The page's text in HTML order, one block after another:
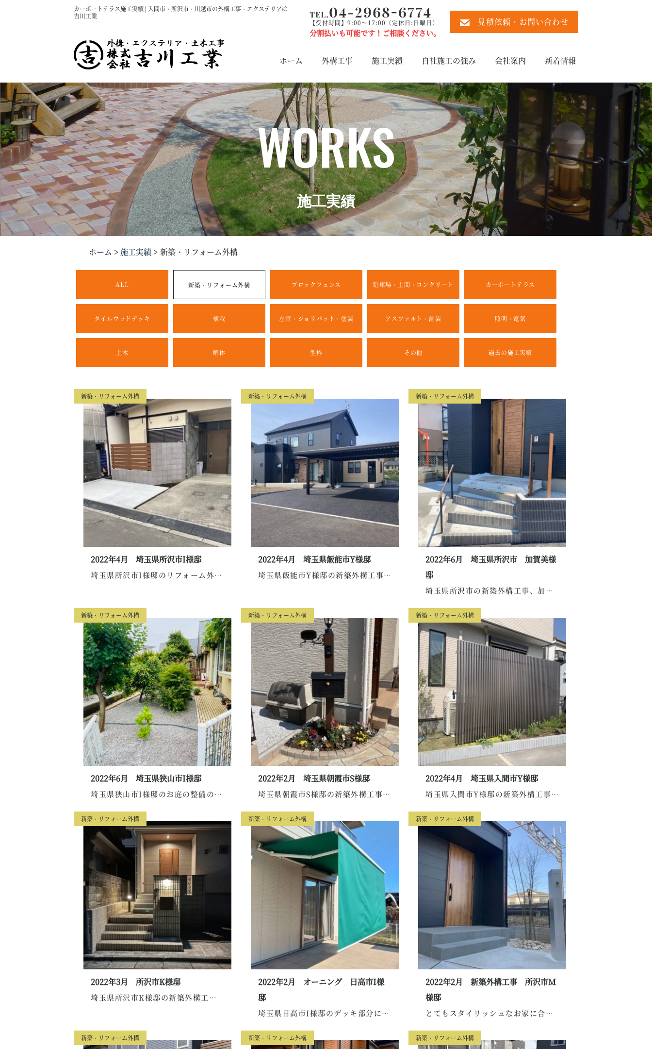
カーポートテラス施工実績 | 入間市・所沢市・川越市の外構工事・エクステリアは
吉川工業
【受付時間】9:00～17:00（定休日:日曜日）
分割払いも可能です！ご相談ください。
見積依頼・お問い合わせ
ホーム 外構工事 施工実績 自社施工の強み 会社案内 新着情報
WORKS
施工実績
ホーム 施工実績 新築・リフォーム外構
ALL 新築・リフォーム外構 ブロックフェンス 駐車場・土間・コンクリート カーポートテラス
タイルウッドデッキ 植栽 左官・ジョリパット・塗装 アスファルト・舗装 照明・電気
土木 解体 型枠 その他 過去の施工実績
新築・リフォーム外構
2022年4月 埼玉県所沢市I様邸
埼玉県所沢市I様邸のリフォーム外構のご紹介です。...
新築・リフォーム外構
2022年4月 埼玉県飯能市Y様邸
埼玉県飯能市Y様邸の新築外構工事のご紹介です。...
新築・リフォーム外構
2022年6月 埼玉県所沢市 加賀美様
邸
埼玉県所沢市の新築外構工事、加賀美様邸のご紹介で...
新築・リフォーム外構
2022年6月 埼玉県狭山市I様邸
埼玉県狭山市I様邸のお庭の整備のお手伝いをさせて...
新築・リフォーム外構
2022年2月 埼玉県朝霞市S様邸
埼玉県朝霞市S様邸の新築外構工事のご紹介です。...
新築・リフォーム外構
2022年4月 埼玉県入間市Y様邸
埼玉県入間市Y様邸の新築外構工事のご紹介です。...
新築・リフォーム外構
2022年3月 所沢市K様邸
埼玉県所沢市K様邸の新築外構工事のご紹介です。...
新築・リフォーム外構
2022年2月 オーニング 日高市I様
邸
埼玉県日高市I様邸のデッキ部分にオーニングを施工...
新築・リフォーム外構
2022年2月 新築外構工事 所沢市M
様邸
とてもスタイリッシュなお家に合う、スッキリとした...
新築・リフォーム外構 新築・リフォーム外構 新築・リフォーム外構